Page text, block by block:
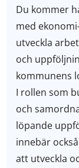
Du kommer
med
utveckla
och
kommunens
I rollen som
och
löpande
innebär
att utveckla